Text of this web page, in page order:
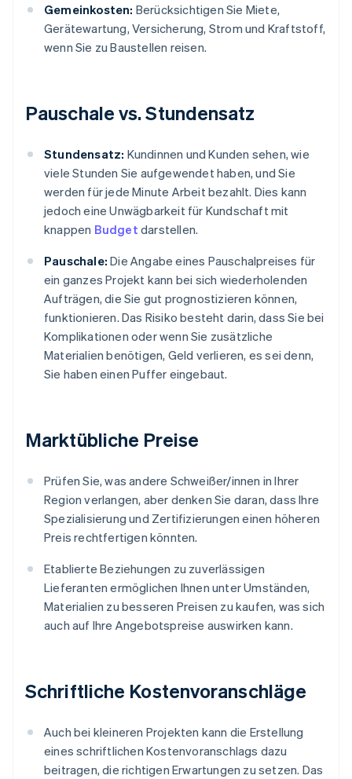
Gemeinkosten: Berücksichtigen Sie Miete,
Gerätewartung, Versicherung, Strom und Kraftstoff,
wenn Sie zu Baustellen reisen.
Pauschale vs. Stundensatz
Stundensatz: Kundinnen und Kunden sehen, wie
viele Stunden Sie aufgewendet haben, und Sie
werden für jede Minute Arbeit bezahlt. Dies kann
jedoch eine Unwägbarkeit für Kundschaft mit
knappen Budget darstellen.
Pauschale: Die Angabe eines Pauschalpreises für
ein ganzes Projekt kann bei sich wiederholenden
Aufträgen, die Sie gut prognostizieren können,
funktionieren. Das Risiko besteht darin, dass Sie bei
Komplikationen oder wenn Sie zusätzliche
Materialien benötigen, Geld verlieren, es sei denn,
Sie haben einen Puffer eingebaut.
Marktübliche Preise
Prüfen Sie, was andere Schweißer/innen in Ihrer
Region verlangen, aber denken Sie daran, dass Ihre
Spezialisierung und Zertifizierungen einen höheren
Preis rechtfertigen könnten.
Etablierte Beziehungen zu zuverlässigen
Lieferanten ermöglichen Ihnen unter Umständen,
Materialien zu besseren Preisen zu kaufen, was sich
auch auf Ihre Angebotspreise auswirken kann.
Schriftliche Kostenvoranschläge
Auch bei kleineren Projekten kann die Erstellung
eines schriftlichen Kostenvoranschlags dazu
beitragen, die richtigen Erwartungen zu setzen. Das